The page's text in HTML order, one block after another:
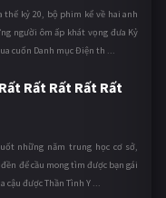
thế kỷ 20, bộ phim kể về hai anh
người ôm ấp khát vọng đưa Kỷ
cuốn Danh mục Điện th ...
Rất Rất Rất Rất
những năm trung học cơ sở,
để cầu mong tìm được bạn gái
cậu được Thần Tình Y ...